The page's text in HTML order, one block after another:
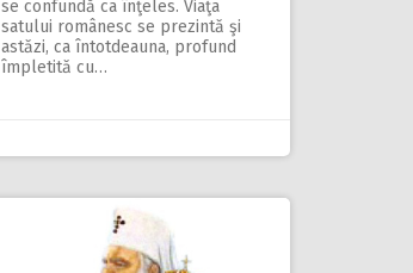
se confundă ca înţeles. Viaţa
satului românesc se prezintă şi
astăzi, ca întot­deauna, profund
împletită cu…